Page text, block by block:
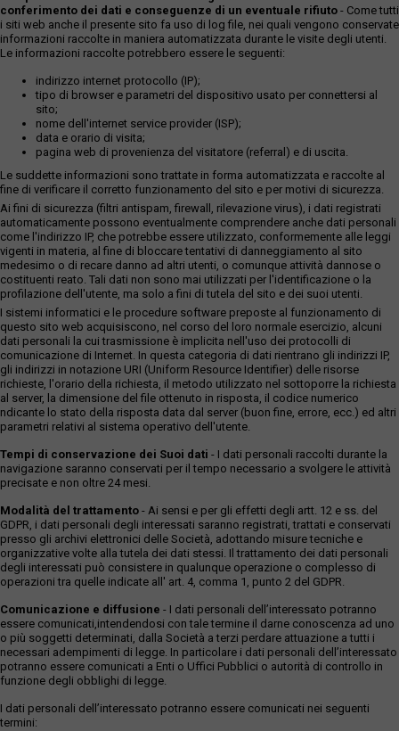
conferimento dei dati e conseguenze di un eventuale rifiuto - Come tutti
i siti web anche il presente sito fa uso di log file, nei quali vengono conservate
informazioni raccolte in maniera automatizzata durante le visite degli utenti.
Le informazioni raccolte potrebbero essere le seguenti:
indirizzo internet protocollo (IP);
tipo di browser e parametri del dispositivo usato per connettersi al
sito;
nome dell'internet service provider (ISP);
data e orario di visita;
pagina web di provenienza del visitatore (referral) e di uscita.
Le suddette informazioni sono trattate in forma automatizzata e raccolte al
fine di verificare il corretto funzionamento del sito e per motivi di sicurezza.
Ai fini di sicurezza (filtri antispam, firewall, rilevazione virus), i dati registrati
automaticamente possono eventualmente comprendere anche dati personali
come l'indirizzo IP, che potrebbe essere utilizzato, conformemente alle leggi
vigenti in materia, al fine di bloccare tentativi di danneggiamento al sito
medesimo o di recare danno ad altri utenti, o comunque attività dannose o
costituenti reato. Tali dati non sono mai utilizzati per l'identificazione o la
profilazione dell'utente, ma solo a fini di tutela del sito e dei suoi utenti.
I sistemi informatici e le procedure software preposte al funzionamento di
questo sito web acquisiscono, nel corso del loro normale esercizio, alcuni
dati personali la cui trasmissione è implicita nell'uso dei protocolli di
comunicazione di Internet. In questa categoria di dati rientrano gli indirizzi IP,
gli indirizzi in notazione URI (Uniform Resource Identifier) delle risorse
richieste, l'orario della richiesta, il metodo utilizzato nel sottoporre la richiesta
al server, la dimensione del file ottenuto in risposta, il codice numerico
ndicante lo stato della risposta data dal server (buon fine, errore, ecc.) ed altri
parametri relativi al sistema operativo dell'utente.
Tempi di conservazione dei Suoi dati - I dati personali raccolti durante la
navigazione saranno conservati per il tempo necessario a svolgere le attività
precisate e non oltre 24 mesi.
Modalità del trattamento - Ai sensi e per gli effetti degli artt. 12 e ss. del
GDPR, i dati personali degli interessati saranno registrati, trattati e conservati
presso gli archivi elettronici delle Società, adottando misure tecniche e
organizzative volte alla tutela dei dati stessi. Il trattamento dei dati personali
degli interessati può consistere in qualunque operazione o complesso di
operazioni tra quelle indicate all' art. 4, comma 1, punto 2 del GDPR.
Comunicazione e diffusione - I dati personali dell’interessato potranno
essere comunicati,intendendosi con tale termine il darne conoscenza ad uno
o più soggetti determinati, dalla Società a terzi perdare attuazione a tutti i
necessari adempimenti di legge. In particolare i dati personali dell’interessato
potranno essere comunicati a Enti o Uffici Pubblici o autorità di controllo in
funzione degli obblighi di legge.
I dati personali dell’interessato potranno essere comunicati nei seguenti
termini: